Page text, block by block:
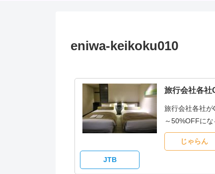
eniwa-keikoku010
旅行会社各社
旅行会社各社
～50%OFFに
じゃらん
JTB